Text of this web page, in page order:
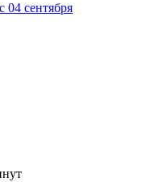
с 04 сентября